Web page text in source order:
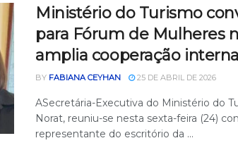
Ministério do Turismo
para Fórum de Mulheres
amplia cooperação
BY FABIANA CEYHAN 25 DE ABRIL DE 2026
ASecretária-Executiva do Ministério do
Norat, reuniu-se nesta sexta-feira (24)
representante do escritório da ...